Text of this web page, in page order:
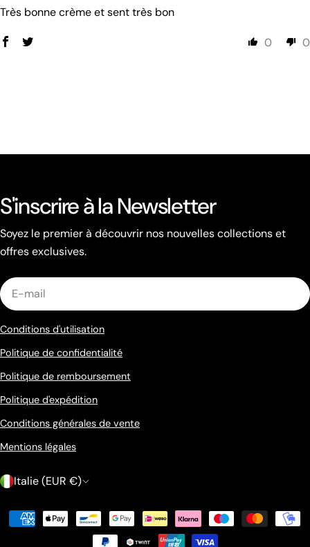
Très bonne crème et sent très bon
0 0
S'inscrire à la Newsletter
Soyez le premier à découvrir nos nouvelles collections et
offres exclusives.
E-
mail
Conditions d'utilisation
Politique de confidentialité
Politique de remboursement
Politique d'expédition
Conditions générales de vente
Mentions légales
P
Italie (EUR €)
Méthodes